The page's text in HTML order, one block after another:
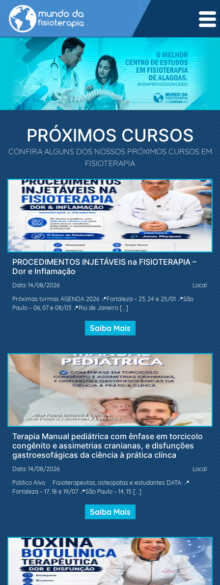
PRÓXIMOS CURSOS
CONFIRA ALGUNS DOS NOSSOS PRÓXIMOS CURSOS EM
FISIOTERAPIA
PROCEDIMENTOS INJETÁVEIS na FISIOTERAPIA –
Dor e Inflamação
Data: 14/08/2026
Local:
Próximas turmas AGENDA 2026 📍Fortaleza – 23, 24 e 25/01 📍São
Paulo – 06, 07 e 08/03 📍Rio de Janeiro […]
Saiba Mais
Terapia Manual pediátrica com ênfase em torcicolo
congênito e assimetrias cranianas, e disfunções
gastroesofágicas da ciência à prática clínca
Data: 14/08/2026
Local:
Público Alvo Fisioterapeutas, osteopatas e estudantes DATA: 📍
Fortaleza – 17, 18 e 19/07 📍São Paulo – 14, 15 […]
Saiba Mais